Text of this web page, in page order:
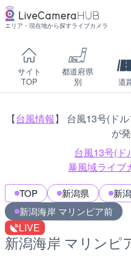
エリア・現在地から探すライブカメラ
サイト
TOP
都道府県
別
道
【台風情報】 台風13号(ド
が
台風13号(ド
暴風域ライブ
TOP 新潟県
新
新潟海岸 マリンピア前
LIVE
新潟海岸 マリンピ